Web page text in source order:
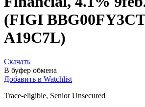
(FIGI
A19C7L)
Скачать
В буфер обмена
Добавить в Watchlist
Trace-eligible, Senior Unsecured